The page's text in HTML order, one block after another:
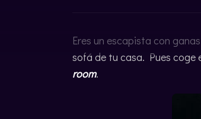
Eres un escapista con
sofá de tu casa. Pues coge
room.